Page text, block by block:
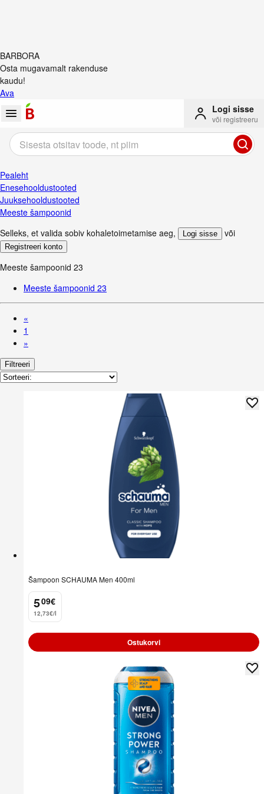
BARBORA
Osta mugavamalt rakenduse
kaudu!
Ava
Logi sisse
või registreeru
Pealeht
Enesehooldustooted
Juuksehooldustooted
Meeste šampoonid
Selleks, et valida sobiv kohaletoimetamise aeg, Logi sisse või
Registreeri konto
Meeste šampoonid 23
Meeste šampoonid 23
«
1
»
Filtreeri
Šampoon SCHAUMA Men 400ml
5
. 09€
12,73€/l
Ostukorvi